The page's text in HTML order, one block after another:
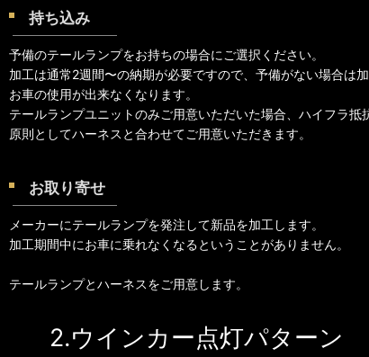
持ち込み
予備のテールランプをお持ちの場合にご選択ください。
加工は通常2週間〜の納期が必要ですので、予備がない場合は
お車の使用が出来なくなります。
テールランプユニットのみご用意いただいた場合、ハイフラ抵
原則としてハーネスと合わせてご用意いただきます。
お取り寄せ
メーカーにテールランプを発注して新品を加工します。
加工期間中にお車に乗れなくなるということがありません。
テールランプとハーネスをご用意します。
2.ウインカー点灯パターン